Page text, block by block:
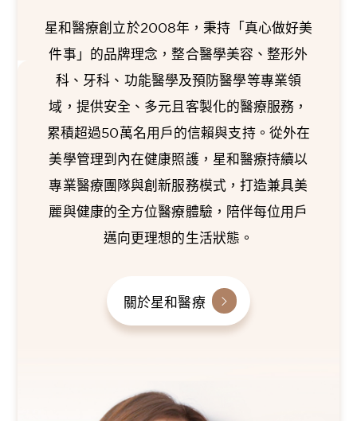
星和醫療創立於2008年，秉持「真心做好美
件事」的品牌理念，整合醫學美容、整形外
科、牙科、功能醫學及預防醫學等專業領
域，提供安全、多元且客製化的醫療服務，
累積超過50萬名用戶的信賴與支持。從外在
美學管理到內在健康照護，星和醫療持續以
專業醫療團隊與創新服務模式，打造兼具美
麗與健康的全方位醫療體驗，陪伴每位用戶
邁向更理想的生活狀態。
關於星和醫療